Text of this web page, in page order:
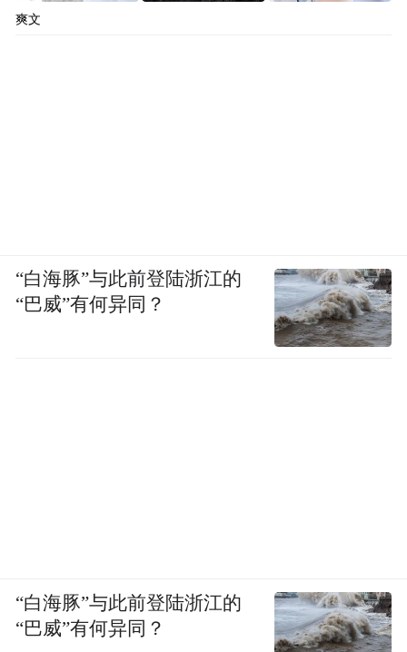
爽文
“白海豚”与此前登陆浙江的
“巴威”有何异同？
“白海豚”与此前登陆浙江的
“巴威”有何异同？